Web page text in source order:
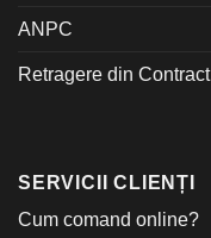
ANPC
Retragere din Contract
SERVICII CLIENȚI
Cum comand online?